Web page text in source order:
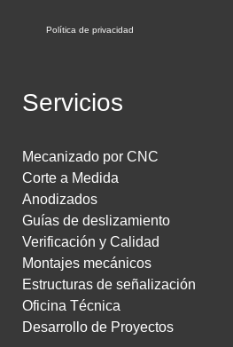
Política de privacidad
Servicios
Mecanizado por CNC
Corte a Medida
Anodizados
Guías de deslizamiento
Verificación y Calidad
Montajes mecánicos
Estructuras de señalización
Oficina Técnica
Desarrollo de Proyectos